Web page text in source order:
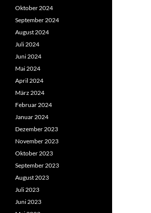
Oktober 2024
September 2024
August 2024
Juli 2024
Juni 2024
Mai 2024
April 2024
März 2024
Februar 2024
Januar 2024
Dezember 2023
November 2023
Oktober 2023
September 2023
August 2023
Juli 2023
Juni 2023